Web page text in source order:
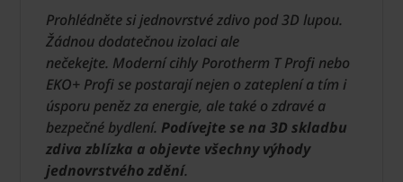
Prohlédněte si jednovrstvé zdivo pod 3D lupou.
Žádnou dodatečnou izolaci ale
nečekejte. Moderní cihly Porotherm T Profi nebo
EKO+ Profi se postarají nejen o zateplení a tím i
úsporu peněz za energie, ale také o zdravé a
bezpečné bydlení. Podívejte se na 3D skladbu
zdiva zblízka a objevte všechny výhody
jednovrstvého zdění.